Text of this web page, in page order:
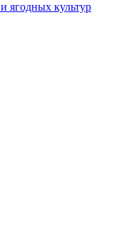
и ягодных культур